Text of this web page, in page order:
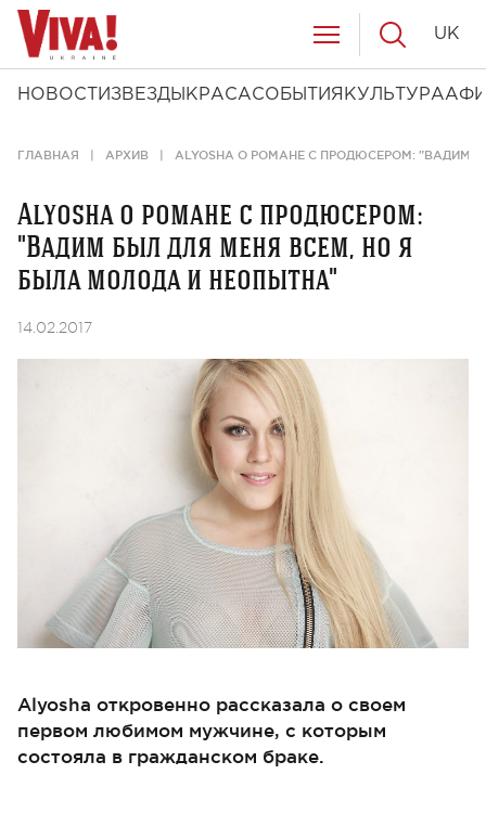
НОВОСТИ ЗВЕЗДЫ КРАСАСОБЫТИЯ КУЛЬТУРА
UK
ГЛАВНАЯ АРХИВ ALYOSHA О РОМАНЕ С ПРОДЮСЕРОМ:
Alyosha о романе с продюсером:
"Вадим был для меня всем, но я
была молода и неопытна"
14.02.2017
Alyosha откровенно рассказала о своем
первом любимом мужчине, с которым
состояла в гражданском браке.